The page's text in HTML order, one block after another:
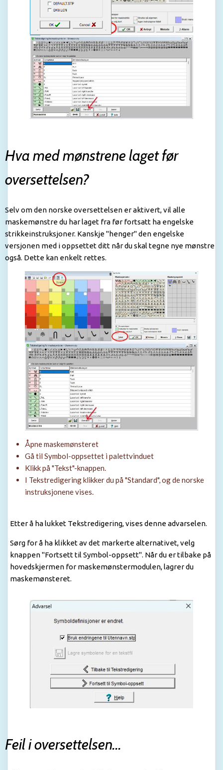
Hva med mønstrene laget før
oversettelsen?
Selv om den norske oversettelsen er aktivert, vil alle
maskemønstre du har laget fra før fortsatt ha engelske
strikkeinstruksjoner. Kanskje "henger" den engelske
versjonen med i oppsettet ditt når du skal tegne nye mønstre
også. Dette kan enkelt rettes.
Åpne maskemønsteret
Gå til Symbol-oppsettet i palettvinduet
Klikk på "Tekst"-knappen.
I Tekstredigering klikker du på "Standard", og de norske
instruksjonene vises.
Etter å ha lukket Tekstredigering, vises denne advarselen.
Sørg for å ha klikket av det markerte alternativet, velg
knappen "Fortsett til Symbol-oppsett". Når du er tilbake på
hovedskjermen for maskemønstermodulen, lagrer du
maskemønsteret.
Feil i oversettelsen...